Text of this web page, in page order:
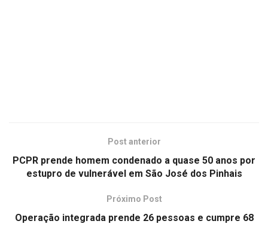
Post anterior
PCPR prende homem condenado a quase 50 anos por
estupro de vulnerável em São José dos Pinhais
Próximo Post
Operação integrada prende 26 pessoas e cumpre 68